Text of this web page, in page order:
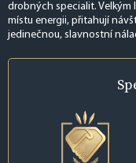
drobných specialit. Velkým
místu energii, přitahují
jedinečnou, slavnostní